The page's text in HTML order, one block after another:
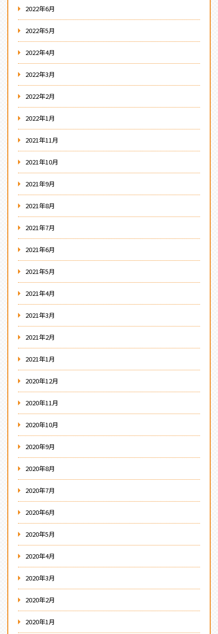
2022年6月
2022年5月
2022年4月
2022年3月
2022年2月
2022年1月
2021年11月
2021年10月
2021年9月
2021年8月
2021年7月
2021年6月
2021年5月
2021年4月
2021年3月
2021年2月
2021年1月
2020年12月
2020年11月
2020年10月
2020年9月
2020年8月
2020年7月
2020年6月
2020年5月
2020年4月
2020年3月
2020年2月
2020年1月